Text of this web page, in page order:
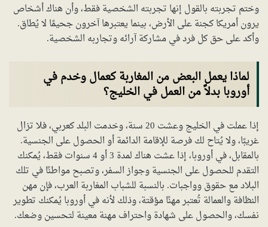
وختم تجربته بالقول إنها تجربته الشخصية فقط، وأن هناك أشخاص
يرون أمريكا كجنة على الأرض، بينما يعتبرها آخرون جحيمًا لا يُطاق.
وأكد على حق كل فرد في مشاركة آرائه وتجاربه الشخصية.
لماذا يعمل البعض من المغاربة كعمال وخدم في
أوروبا بدلاً من العمل في الخليج؟
إذا عملت في الخليج وعشت 20 سنة، وخدمت البلد كعربي، فلا تزال
غريبًا، ولا يُتاح لك فرصة للإقامة الدائمة أو الحصول على الجنسية.
بالمقابل، في أوروبا، إذا عشت هناك لمدة 3 أو 4 سنوات فقط، يُمكنك
التقدم للحصول على الجنسية وجواز السفر، وتصبح مواطنًا في تلك
البلاد مع حقوق وواجبات. بالنسبة للشباب المغاربة العرب، فإن مهن
النظافة والعمالة تُعتبر مهنًا مؤقتة، وذلك لأنه في أوروبا يُمكنك تطوير
نفسك، والحصول على شهادة واحتراف مهنة معينة لتحسين وضعك.